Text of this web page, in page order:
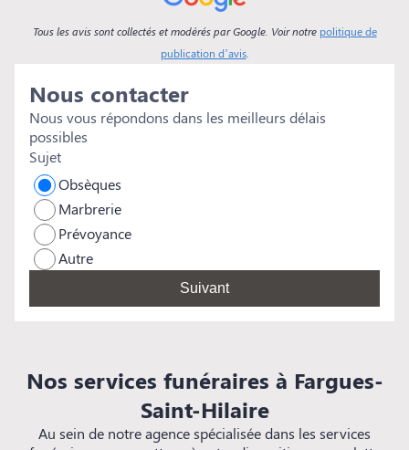
Tous les avis sont collectés et modérés par Google. Voir notre politique de
publication d’avis.
Nous contacter
Nous vous répondons dans les meilleurs délais
possibles
Sujet
Obsèques
Marbrerie
Prévoyance
Autre
Suivant
Nos services funéraires à Fargues-
Saint-Hilaire
Au sein de notre agence spécialisée dans les services